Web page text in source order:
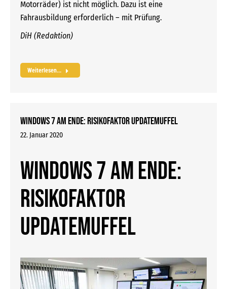
Motorräder) ist nicht möglich. Dazu ist eine
Fahrausbildung erforderlich – mit Prüfung.
DiH (Redaktion)
Weiterlesen...
WINDOWS 7 am Ende: Risikofaktor Updatemuffel
22. Januar 2020
WINDOWS 7 am Ende:
Risikofaktor
Updatemuffel